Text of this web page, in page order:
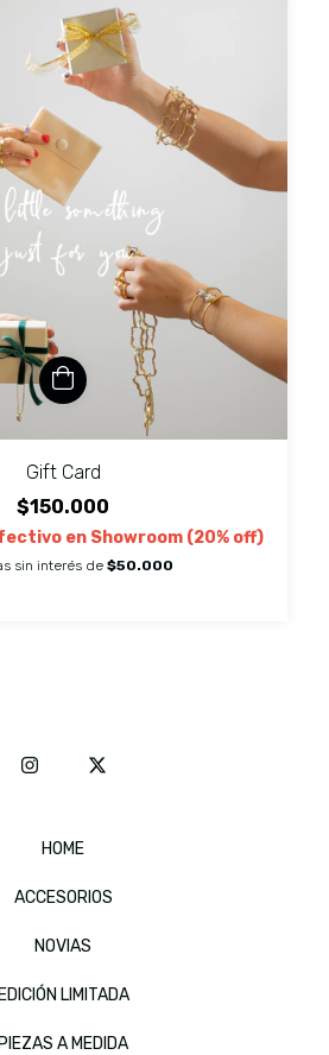
Gift Card
$150.000
en Showroom (20% off)
sin interés de $50.000
HOME
ACCESORIOS
NOVIAS
EDICIÓN LIMITADA
PIEZAS A MEDIDA